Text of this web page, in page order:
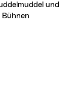
und